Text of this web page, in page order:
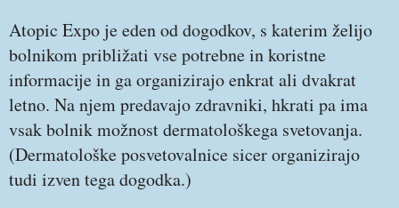
Atopic Expo je eden od dogodkov, s katerim želijo
bolnikom približati vse potrebne in koristne
informacije in ga organizirajo enkrat ali dvakrat
letno. Na njem predavajo zdravniki, hkrati pa ima
vsak bolnik možnost dermatološkega svetovanja.
(Dermatološke posvetovalnice sicer organizirajo
tudi izven tega dogodka.)